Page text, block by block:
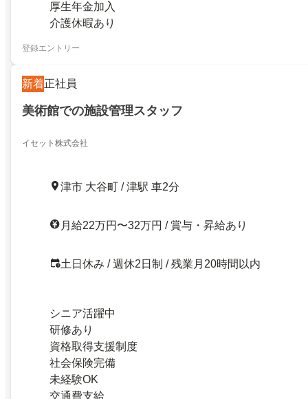
厚生年金加入
介護休暇あり
登録エントリー
新着正社員
美術館での施設管理スタッフ
イセット株式会社
津市 大谷町 / 津駅 車2分
月給22万円〜32万円 / 賞与・昇給あり
土日休み / 週休2日制 / 残業月20時間以内
シニア活躍中
研修あり
資格取得支援制度
社会保険完備
未経験OK
交通費支給